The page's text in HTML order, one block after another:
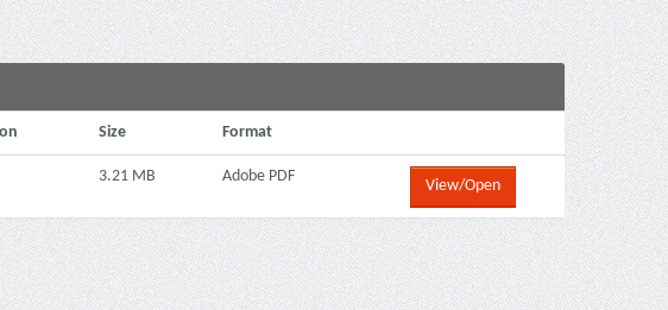
Size Format
3.21 MB Adobe PDF
View/Open